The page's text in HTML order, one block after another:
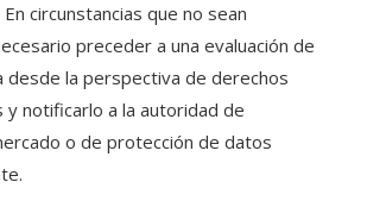
circunstancias que no sean
preceder a una evaluación de
desde la perspectiva de derechos
y notificarlo a la autoridad de
o de protección de datos